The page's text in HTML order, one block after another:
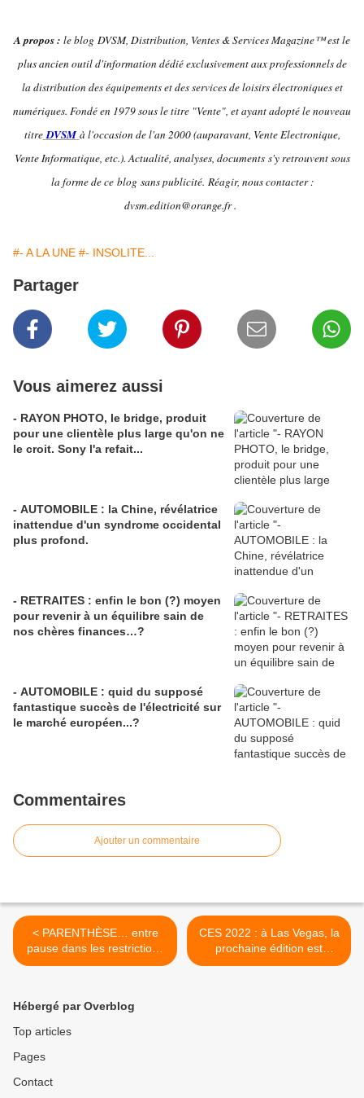
A propos : le blog DVSM, Distribution, Ventes & Services Magazine™ est le
plus ancien outil d'information dédié exclusivement aux professionnels de
la distribution des équipements et des services de loisirs électroniques et
numériques. Fondé en 1979 sous le titre "Vente", et ayant adopté le nouveau
titre DVSM à l'occasion de l'an 2000 (auparavant, Vente Electronique,
Vente Informatique, etc.). Actualité, analyses, documents s'y retrouvent sous
la forme de ce blog sans publicité. Réagir, nous contacter :
dvsm.edition@orange.fr .
#- A LA UNE #- INSOLITE...
Partager
Vous aimerez aussi
- RAYON PHOTO, le bridge, produit
pour une clientèle plus large qu'on ne
le croit. Sony l'a refait...
- AUTOMOBILE : la Chine, révélatrice
inattendue d'un syndrome occidental
plus profond.
- RETRAITES : enfin le bon (?) moyen
pour revenir à un équilibre sain de
nos chères finances…?
- AUTOMOBILE : quid du supposé
fantastique succès de l'électricité sur
le marché européen...?
Commentaires
Ajouter un commentaire
< PARENTHÈSE… entre
pause dans les restrictions
et pause des activités
CES 2022 : à Las Vegas, la
prochaine édition est
fermement annoncée avec
Hébergé par Overblog
Top articles
Pages
Contact